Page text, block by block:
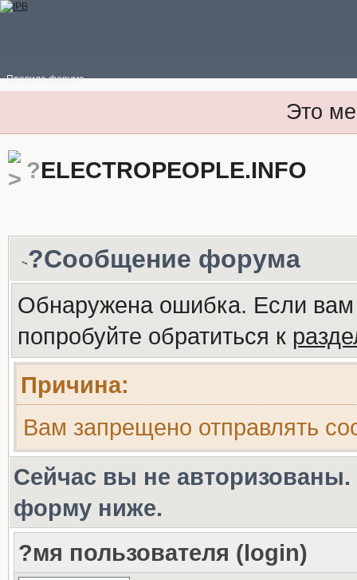
Правила форума
Это
?ELECTROPEOPLE.INFO
?Сообщение форума
Обнаружена ошибка. Если
попробуйте обратиться к
Причина:
Вам запрещено отправлять
Сейчас вы не авторизованы.
форму ниже.
?мя пользователя (login)